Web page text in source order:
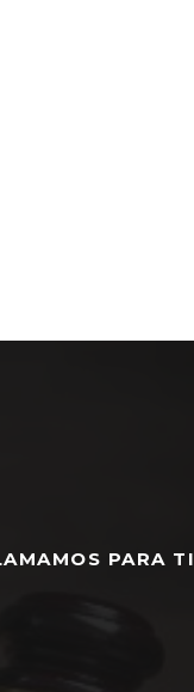
PARA TI